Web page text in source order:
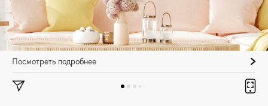
Посмотреть подробнее